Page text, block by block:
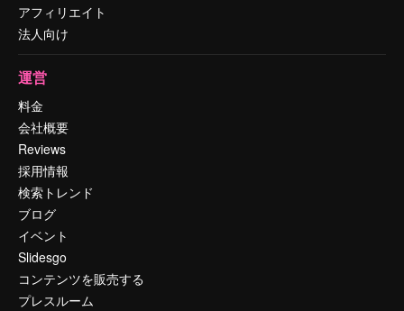
アフィリエイト
法人向け
運営
料金
会社概要
Reviews
採用情報
検索トレンド
ブログ
イベント
Slidesgo
コンテンツを販売する
プレスルーム